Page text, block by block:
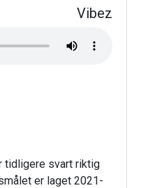
Vibez
tidligere svart riktig
er laget 2021-